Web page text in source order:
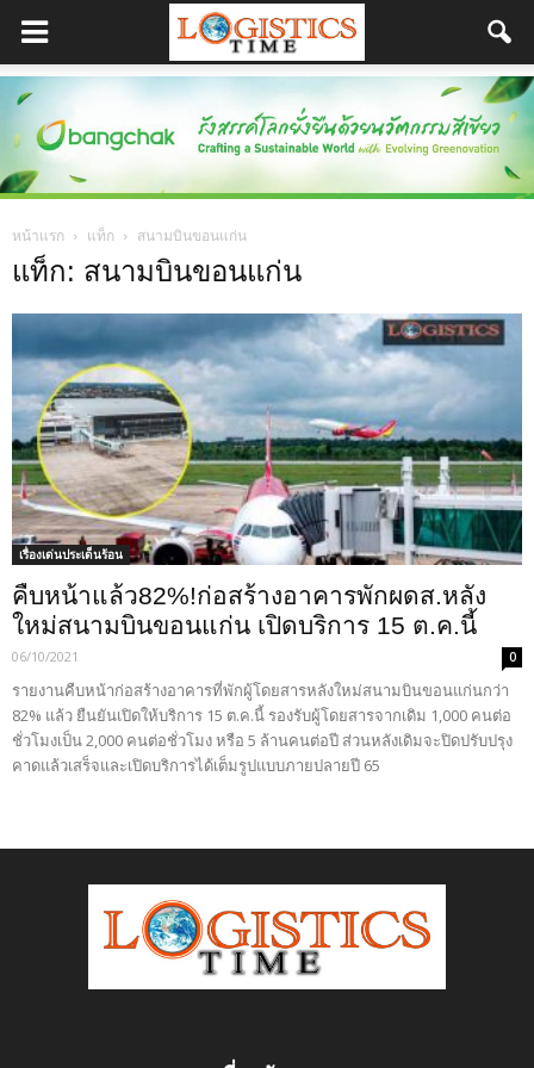
หน้าแรก แท็ก สนามบินขอนแก่น
แท็ก: สนามบินขอนแก่น
เรื่องเด่นประเด็นร้อน
คืบหน้าแล้ว82%!ก่อสร้างอาคารพักผดส.หลัง
ใหม่สนามบินขอนแก่น เปิดบริการ 15 ต.ค.นี้
06/10/2021 0
รายงานคืบหน้าก่อสร้างอาคารที่พักผู้โดยสารหลังใหม่สนามบินขอนแก่นกว่า
82% แล้ว ยืนยันเปิดให้บริการ 15 ต.ค.นี้ รองรับผู้โดยสารจากเดิม 1,000 คนต่อ
ชั่วโมงเป็น 2,000 คนต่อชั่วโมง หรือ 5 ล้านคนต่อปี ส่วนหลังเดิมจะปิดปรับปรุง
คาดแล้วเสร็จและเปิดบริการได้เต็มรูปแบบภายปลายปี 65